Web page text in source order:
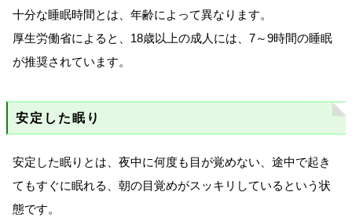
十分な睡眠時間とは、年齢によって異なります。
厚生労働省によると、18歳以上の成人には、7～9時間の睡眠
が推奨されています。
安定した眠り
安定した眠りとは、夜中に何度も目が覚めない、途中で起き
てもすぐに眠れる、朝の目覚めがスッキリしているという状
態です。